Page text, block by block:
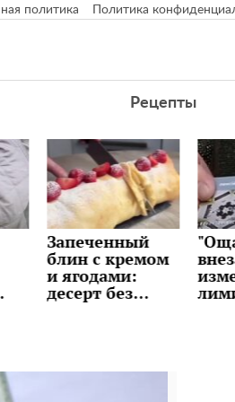
политика Политика
Рецепты
"Ощадбанк"
внезапно
изменил
лимиты:
сколько денег